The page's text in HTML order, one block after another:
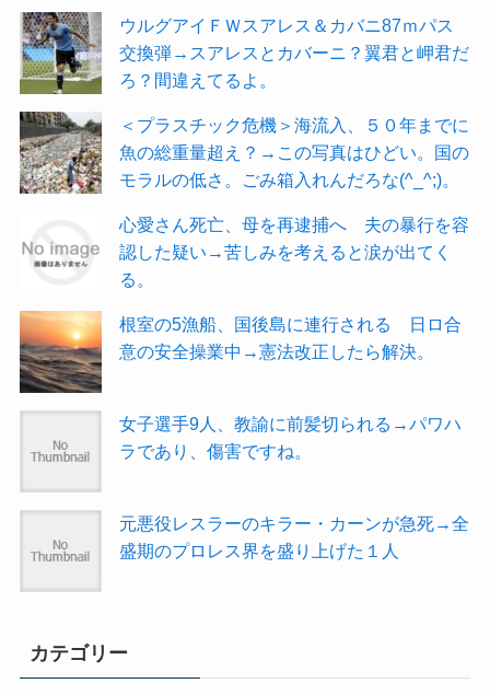
ウルグアイＦＷスアレス＆カバニ87ｍパス
交換弾→スアレスとカバーニ？翼君と岬君だ
ろ？間違えてるよ。
＜プラスチック危機＞海流入、５０年までに
魚の総重量超え？→この写真はひどい。国の
モラルの低さ。ごみ箱入れんだろな(^_^;)。
心愛さん死亡、母を再逮捕へ 夫の暴行を容
認した疑い→苦しみを考えると涙が出てく
る。
根室の5漁船、国後島に連行される 日ロ合
意の安全操業中→憲法改正したら解決。
女子選手9人、教諭に前髪切られる→パワハ
ラであり、傷害ですね。
元悪役レスラーのキラー・カーンが急死→全
盛期のプロレス界を盛り上げた１人
カテゴリー